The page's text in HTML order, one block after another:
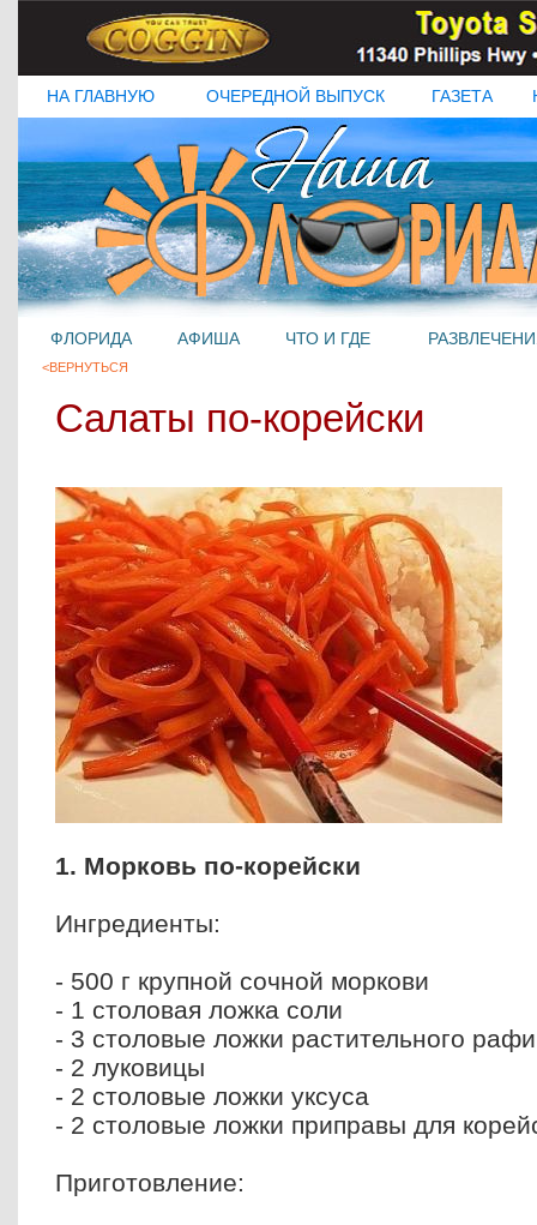
НА ГЛАВНУЮ ОЧЕРЕДНОЙ ВЫПУСК ГАЗЕТА
ФЛОРИДА АФИША ЧТО И ГДЕ
<ВЕРНУТЬСЯ
Салаты по-корейски
1. Морковь по-корейски
Ингредиенты:
- 500 г крупной сочной моркови
- 1 столовая ложка соли
- 3 столовые ложки растительного
- 2 луковицы
- 2 столовые ложки уксуса
- 2 столовые ложки приправы для
Приготовление: